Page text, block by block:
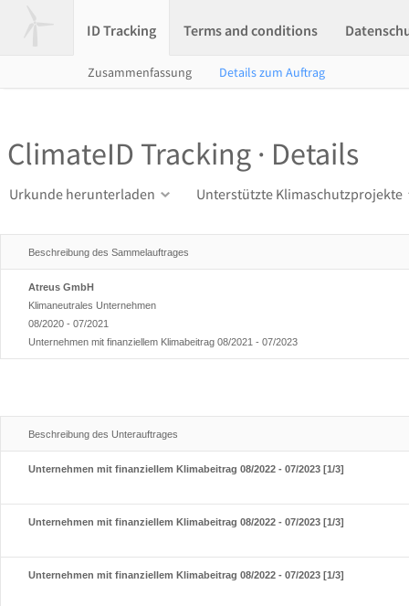
ID Tracking Terms and conditions
Zusammenfassung Details zum Auftrag
ClimateID Tracking · Details
Urkunde herunterladen Unterstützte Klimaschutzprojekte
Beschreibung des Sammelauftrages
Atreus GmbH
Klimaneutrales Unternehmen
08/2020 - 07/2021
Unternehmen mit finanziellem Klimabeitrag 08/2021 - 07/2023
Beschreibung des Unterauftrages
Unternehmen mit finanziellem Klimabeitrag 08/2022 - 07/2023 [1/3]
Unternehmen mit finanziellem Klimabeitrag 08/2022 - 07/2023 [1/3]
Unternehmen mit finanziellem Klimabeitrag 08/2022 - 07/2023 [1/3]